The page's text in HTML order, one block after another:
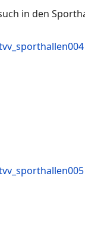
in den